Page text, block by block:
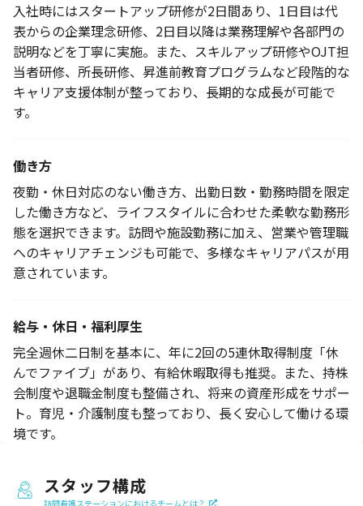
入社時にはスタートアップ研修が2日間あり、1日目は代
表からの企業理念研修、2日目以降は業務理解や各部門の
説明などを丁寧に実施。また、スキルアップ研修やOJT担
当者研修、所長研修、昇進前教育プログラムなど段階的な
キャリア支援体制が整っており、長期的な成長が可能で
す。
働き方
夜勤・休日対応のない働き方、出勤日数・勤務時間を限定
した働き方など、ライフスタイルに合わせた柔軟な勤務形
態を選択できます。訪問や施設勤務に加え、営業や管理職
へのキャリアチェンジも可能で、多様なキャリアパスが用
意されています。
給与・休日・福利厚生
完全週休二日制を基本に、年に2回の5連休取得制度「休
んでファイブ」があり、有給休暇取得も推奨。また、持株
会制度や退職金制度も整備され、将来の資産形成をサポー
ト。育児・介護制度も整っており、長く安心して働ける環
境です。
スタッフ構成
訪問看護ステーションにおけるチームとは？